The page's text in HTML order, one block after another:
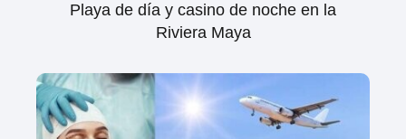
Playa de día y casino de noche en la
Riviera Maya